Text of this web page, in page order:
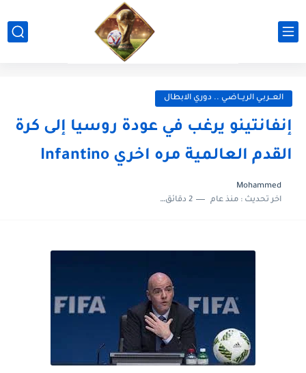
العــربـي الريــاضـي .. دوري الابطال
إنفانتينو يرغب في عودة روسيا إلى كرة
القدم العالمية مره اخري Infantino
Mohammed
اخر تحديث :منذ عام 2 دقائق للقراءة